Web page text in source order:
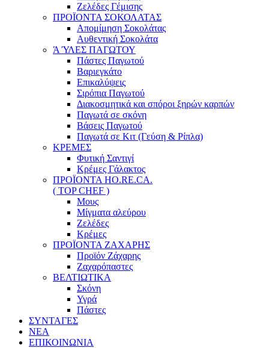
Ζελέδες Γέμισης
ΠΡΟΪΟΝΤΑ ΣΟΚΟΛΑΤΑΣ
Απομίμηση Σοκολάτας
Αυθεντική Σοκολάτα
Ά ΎΛΕΣ ΠΑΓΩΤΟΥ
Πάστες Παγωτού
Βαριεγκάτο
Επικαλύψεις
Σιρόπια Παγωτού
Διακοσμητικά και σπόροι ξηρών καρπών
Παγωτά σε σκόνη
Βάσεις Παγωτού
Παγωτά σε Κιτ (Γεύση & Ρίπλα)
ΚΡΕΜΕΣ
Φυτική Σαντιγί
Κρέμες Γάλακτος
ΠΡΟΪΟΝΤΑ HO.RE.CA.
( TOP CHEF )
Μους
Μίγματα αλεύρου
Ζελέδες
Κρέμες
ΠΡΟΪΟΝΤΑ ΖΑΧΑΡΗΣ
Προϊόν Ζάχαρης
Ζαχαρόπαστες
ΒΕΛΤΙΩΤΙΚΑ
Σκόνη
Υγρά
Πάστες
ΣΥΝΤΑΓΕΣ
ΝΕΑ
ΕΠΙΚΟΙΝΩΝΙΑ